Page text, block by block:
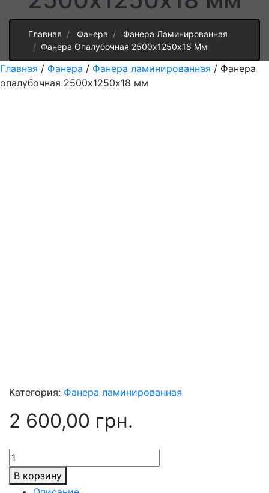
Главная Фанера
Фанера Ламинированная
Фанера Опалубочная 2500х1250х18 Мм
Главная / Фанера / Фанера ламинированная / Фанера
опалубочная 2500х1250х18 мм
Категория: Фанера ламинированная
2 600,00 грн.
Количество
товара
Фанера
В корзину